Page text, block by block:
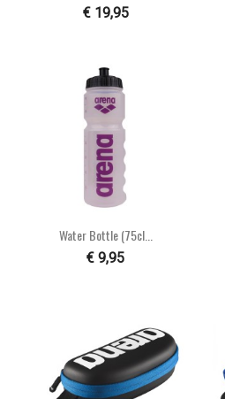
€ 19,95
Water Bottle (75cl...
€ 9,95